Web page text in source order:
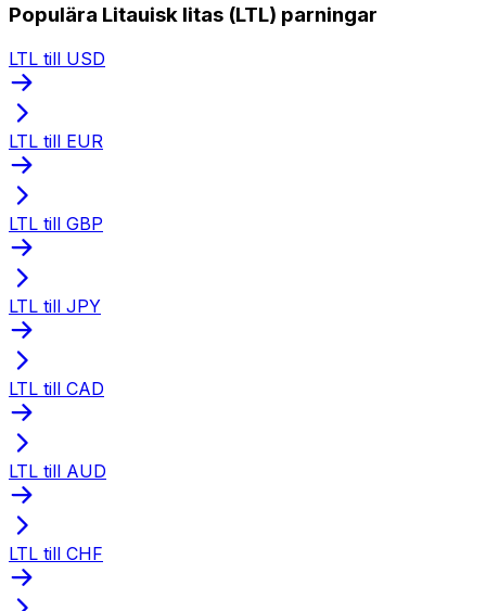
Populära Litauisk litas (LTL) parningar
LTL till USD
LTL till EUR
LTL till GBP
LTL till JPY
LTL till CAD
LTL till AUD
LTL till CHF